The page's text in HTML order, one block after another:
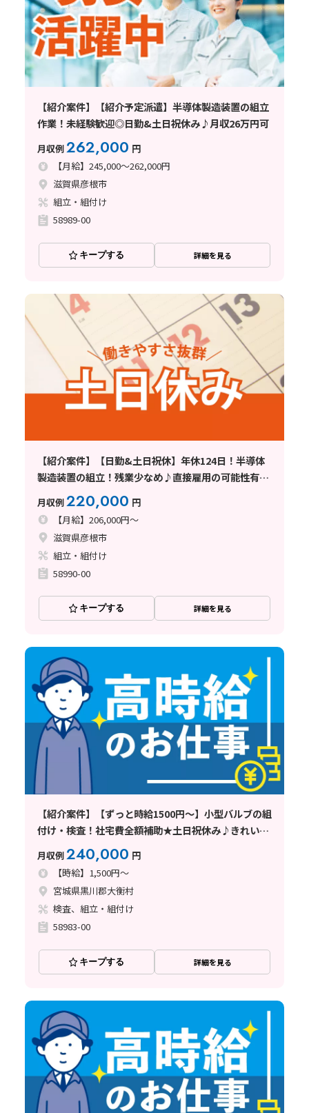
【紹介案件】【紹介予定派遣】半導体製造装置の組立
作業！未経験歓迎◎日勤&土日祝休み♪月収26万円可
月収例262,000 円
【月給】245,000～262,000円
滋賀県彦根市
組立・組付け
58989-00
キープする 詳細を見る
【紹介案件】【日勤&土日祝休】年休124日！半導体
製造装置の組立！残業少なめ♪直接雇用の可能性有！
異業種からの未経験大歓迎♪
月収例220,000 円
【月給】206,000円～
滋賀県彦根市
組立・組付け
58990-00
キープする 詳細を見る
【紹介案件】【ずっと時給1500円～】小型バルブの組
付け・検査！社宅費全額補助★土日祝休み♪きれいな
月収例240,000 円
【時給】1,500円～
宮城県黒川郡大衡村
検査、組立・組付け
58983-00
キープする 詳細を見る